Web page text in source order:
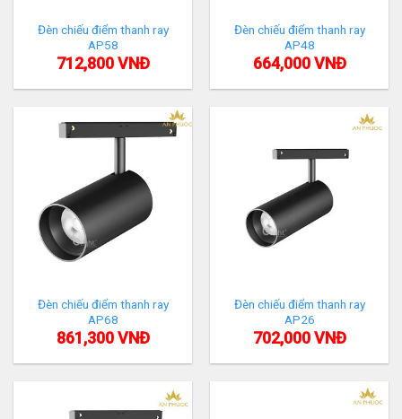
Đèn chiếu điểm thanh ray
AP58
712,800VNĐ
Đèn chiếu điểm thanh ray
AP48
664,000VNĐ
Đèn chiếu điểm thanh ray
AP68
861,300VNĐ
Đèn chiếu điểm thanh ray
AP26
702,000VNĐ